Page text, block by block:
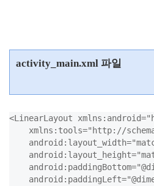
activity_main.xml 파일
<LinearLayout
xmlns:tools="http://